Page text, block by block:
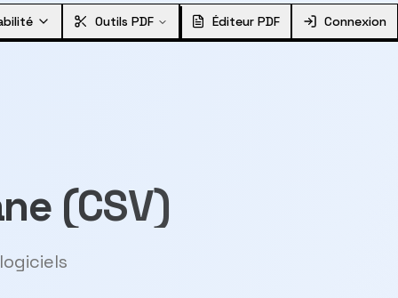
Outils PDF Éditeur PDF Connexion
(CSV)